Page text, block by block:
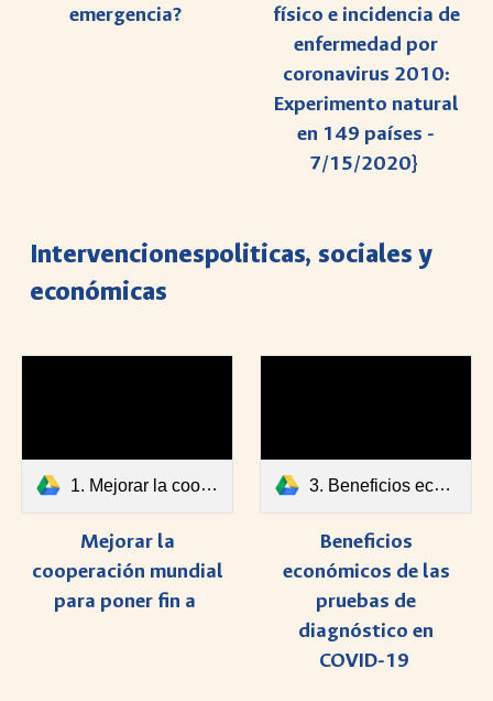
emergencia?
físico e incidencia de
enfermedad por
coronavirus 2010:
Experimento natural
en 149 países -
7/15/2020}
Intervencionespoliticas, sociales y
económicas
1. Mejorar la cooperación mundial para poner fin a.pdf
Mejorar la
cooperación mundial
para poner fin a
3. Beneficios económicos de las pruebas de diagnóstico en COVID-19.pdf
Beneficios
económicos de las
pruebas de
diagnóstico en
COVID-19